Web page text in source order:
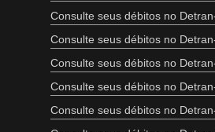
Consulte seus débitos no
Consulte seus débitos no
Consulte seus débitos no
Consulte seus débitos no
Consulte seus débitos no